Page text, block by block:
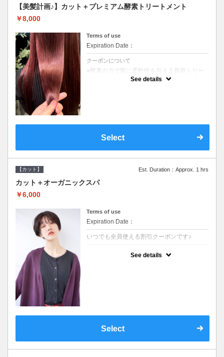
【美髪計画♪】カット＋プレミアム酵素トリートメント
￥8,000
Terms of use
Expiration Date：
クーポンについて
●酵素の力で髪に柔軟性を与える最新トリー
トメント●ＳＢ込●長さ料金あり《こちらのク
ーポンご利用のお客様のみ》オリジナル酵素
See details
Select
【カット】 Est. Duration：Approx. 1 hrs
カット＋オーガニックスパ
￥6,000
Terms of use
Expiration Date：
いつでも全員使える割引クーポンです♪
See details
Select